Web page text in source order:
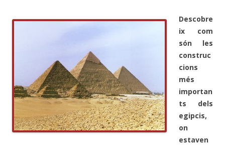
Descobre
ix com
són les
construc
cions
més
importan
ts dels
egipcis,
on
estaven